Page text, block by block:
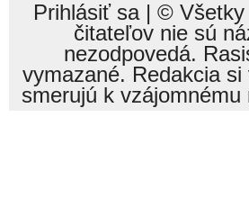
Prihlásiť sa| © Všetky
čitateľov nie sú
nezodpovedá.
vymazané. Redakcia
smerujú k